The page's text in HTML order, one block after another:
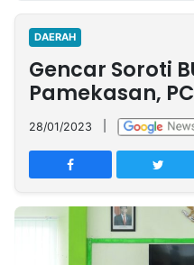
Nasional
International
Olahraga
Entertainment
Daerah
Pariwisata
Kuliner
Kolom
Network
PT
TREETAN
MULTIMEDIA
INDONESIA
DAERAH
Gencar Soroti
Pamekasan,
28/01/2023